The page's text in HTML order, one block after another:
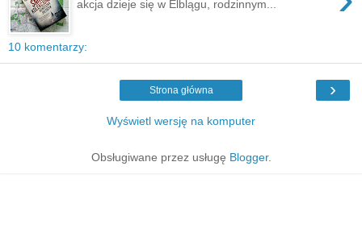
akcja dzieje się w Elblągu, rodzinnym...
10 komentarzy:
›
Strona główna
Wyświetl wersję na komputer
Obsługiwane przez usługę Blogger.